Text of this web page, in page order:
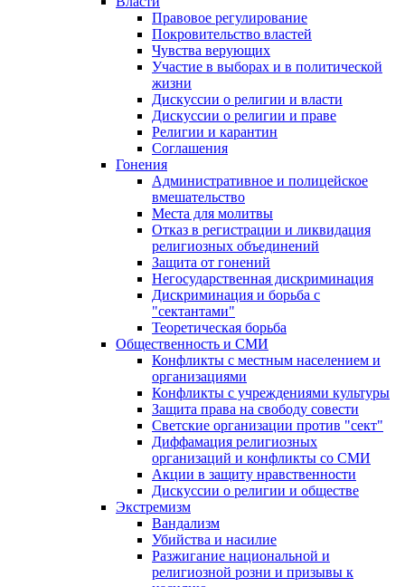
Правовое регулирование
Покровительство властей
Чувства верующих
Участие в выборах и в политической
жизни
Дискуссии о религии и власти
Дискуссии о религии и праве
Религии и карантин
Соглашения
Гонения
Административное и полицейское
вмешательство
Места для молитвы
Отказ в регистрации и ликвидация
религиозных объединений
Защита от гонений
Негосударственная дискриминация
Дискриминация и борьба с
"сектантами"
Теоретическая борьба
Общественность и СМИ
Конфликты с местным населением и
организациями
Конфликты с учреждениями культуры
Защита права на свободу совести
Светские организации против "сект"
Диффамация религиозных
организаций и конфликты со СМИ
Акции в защиту нравственности
Дискуссии о религии и обществе
Экстремизм
Вандализм
Убийства и насилие
Разжигание национальной и
религиозной розни и призывы к